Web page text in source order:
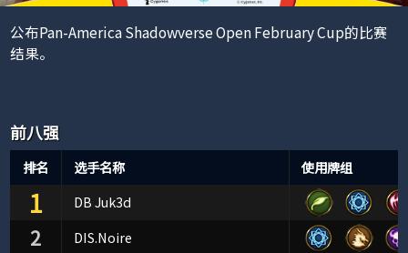
公布Pan-America Shadowverse Open February Cup的比赛
结果。
前八强
排名 选手名称 使用牌组
1 DB Juk3d
2 DIS.Noire